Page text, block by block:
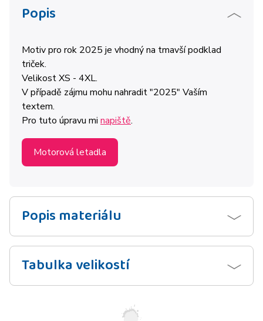
Popis
Motiv pro rok 2025 je vhodný na tmavší podklad
triček.
Velikost XS - 4XL.
V případě zájmu mohu nahradit "2025" Vaším
textem.
Pro tuto úpravu mi napiště.
Motorová letadla
Popis materiálu
Tabulka velikostí